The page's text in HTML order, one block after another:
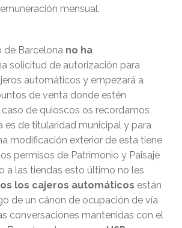
mensual.
de Barcelona no ha
solicitud de autorización para
automáticos y empezará a
de venta donde estén
caso de quioscos os recordamos
es de titularidad municipal y para
modificación exterior de esta tiene
permisos de Patrimonio y Paisaje
a las tiendas esto último no les
los cajeros automáticos están
de un cánon de ocupación de vía
conversaciones mantenidas con el